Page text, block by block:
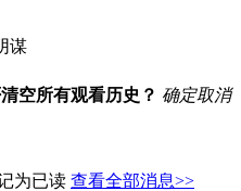
空所有观看历史？ 确定取消
为已读 查看全部消息>>
谋